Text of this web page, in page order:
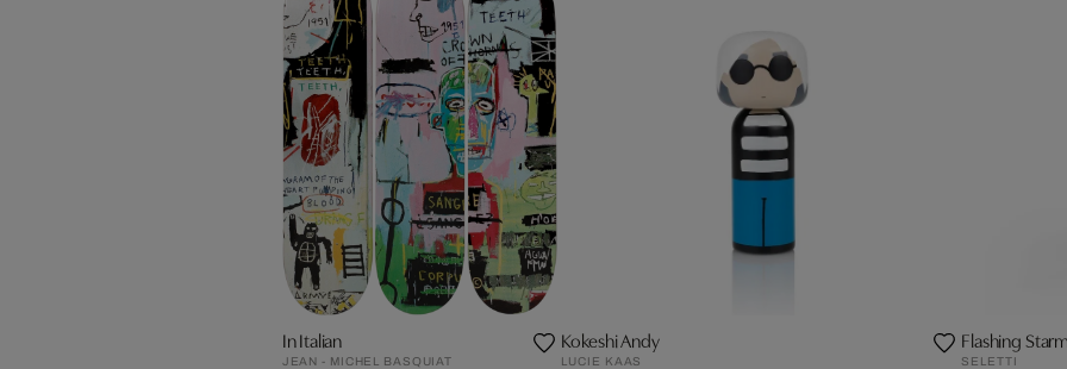
In Italian
JEAN - MICHEL BASQUIAT
Kokeshi Andy
LUCIE KAAS
Flashing
SELETTI